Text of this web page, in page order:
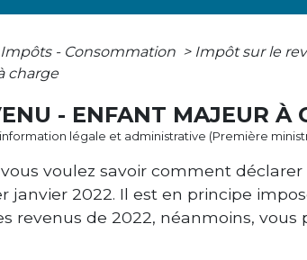
- Consommation > Impôt sur le
charge
- ENFANT MAJEUR À
légale et administrative (Première
voulez savoir comment
janvier 2022. Il est en principe
revenus de 2022, néanmoins,